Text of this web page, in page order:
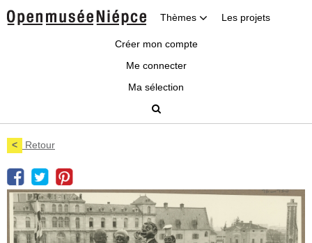
Thèmes Les projets
Créer mon compte
Me connecter
Ma sélection
< Retour